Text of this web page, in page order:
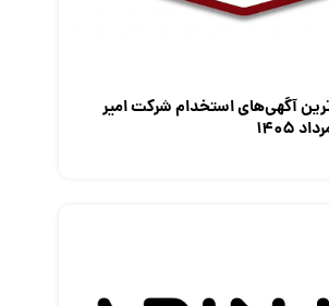
آگهی‌های استخدام شرکت امیر